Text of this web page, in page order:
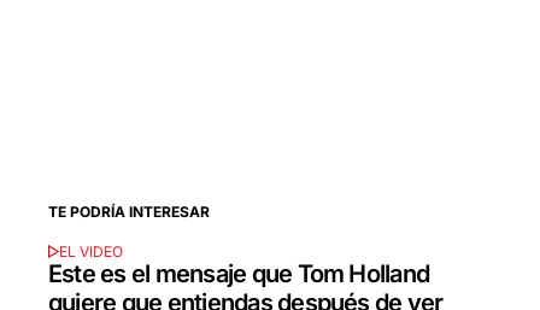
TE PODRÍA INTERESAR
EL VIDEO
Este es el mensaje que Tom Holland
quiere que entiendas después de ver